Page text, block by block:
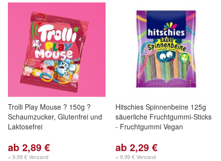
Trolli Play Mouse ? 150g ?
Schaumzucker, Glutenfrei und
Laktosefrei
ab 2,89 €
+ 9,99 € Versand
Hitschies Spinnenbeine 125g
säuerliche Fruchtgummi-Sticks
- Fruchtgummi Vegan
ab 2,29 €
+ 9,99 € Versand